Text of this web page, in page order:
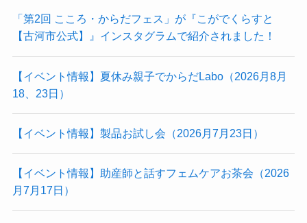
「第2回 こころ・からだフェス」が『こがでくらすと
【古河市公式】』インスタグラムで紹介されました！
【イベント情報】夏休み親子でからだLabo（2026月8月
18、23日）
【イベント情報】製品お試し会（2026月7月23日）
【イベント情報】助産師と話すフェムケアお茶会（2026
月7月17日）